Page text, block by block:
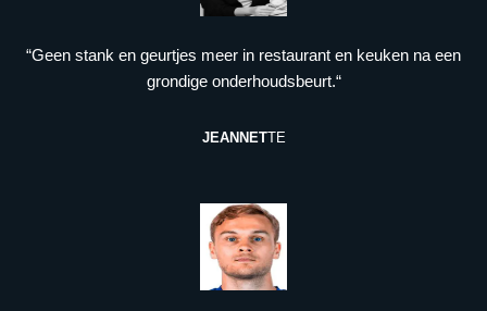
“Geen stank en geurtjes meer in restaurant en keuken na een
grondige onderhoudsbeurt.“
JEANNETTE